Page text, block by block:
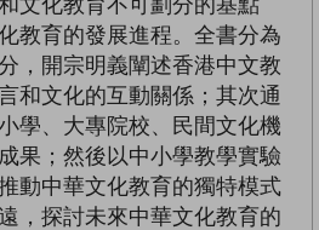
教育的發展進程。全書分為
，開宗明義闡述香港中文教
和文化的互動關係；其次通
學、大專院校、民間文化機
果；然後以中小學教學實驗
動中華文化教育的獨特模式
，探討未來中華文化教育的